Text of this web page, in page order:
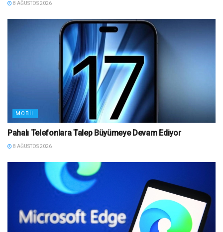
8 AĞUSTOS 2026
MOBIL
Pahalı Telefonlara Talep Büyümeye Devam Ediyor
8 AĞUSTOS 2026